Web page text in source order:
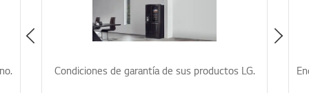
Previous
Condiciones de garantía de sus productos LG.